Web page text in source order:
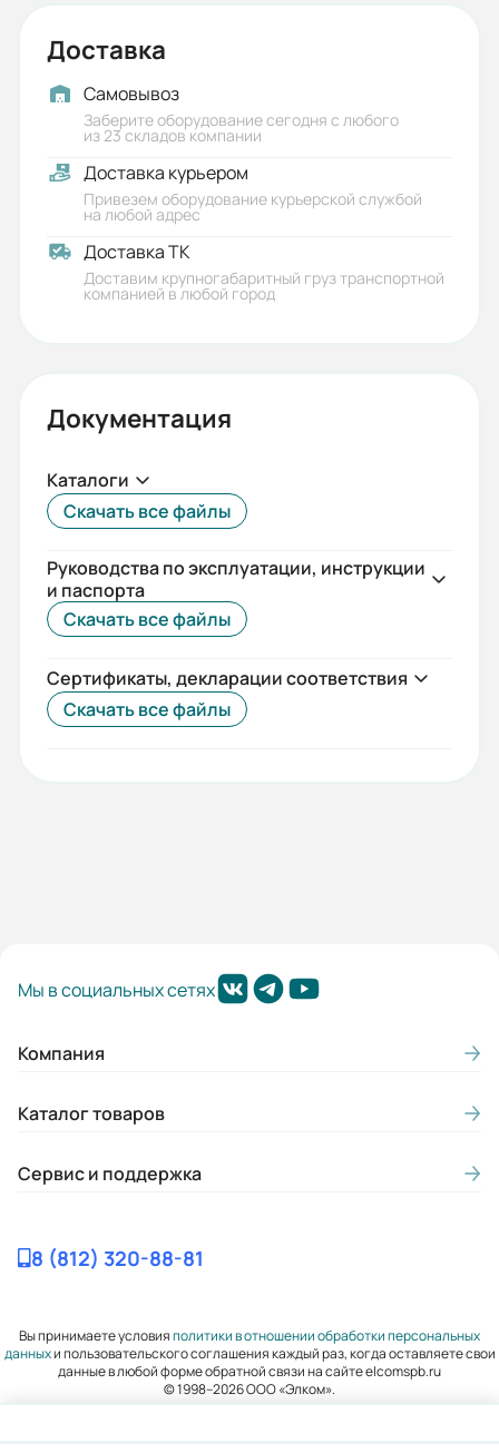
Доставка
Самовывоз
Заберите оборудование сегодня с любого
из 23 складов компании
Доставка курьером
Привезем оборудование курьерской службой
на любой адрес
Доставка ТК
Доставим крупногабаритный груз транспортной
компанией в любой город
Документация
Каталоги
Скачать все файлы
Руководства по эксплуатации, инструкции
и паспорта
Скачать все файлы
Сертификаты, декларации соответствия
Скачать все файлы
Мы в социальных сетях
Компания
Каталог товаров
Сервис и поддержка
8 (812) 320-88-81
Вы принимаете условияполитики в отношении обработки персональных
данныхи пользовательского соглашения каждый раз, когда оставляете свои
данные в любой форме обратной связи на сайте elcomspb.ru
© 1998–2026 ООО «Элком».